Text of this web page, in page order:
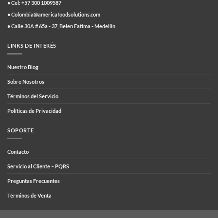
• Cel: +57 300 1009587
• Colombia@americafoodsolutions.com
• Calle 30A # 65a - 37, Belen Fatima - Medellin
LINKS DE INTERÉS
Nuestro Blog
Sobre Nosotros
Términos del Servicio
Políticas de Privacidad
SOPORTE
Contacto
Servicio al Cliente – PQRS
Preguntas Frecuentes
Términos de Venta